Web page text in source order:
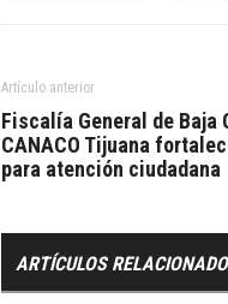
Artículo anterior
Fiscalía General de Baja
CANACO Tijuana
para atención ciudadana
ARTÍCULOS